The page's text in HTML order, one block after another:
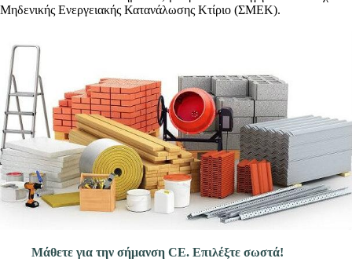
Μηδενικής Ενεργειακής Κατανάλωσης Κτίριο (ΣΜΕΚ).
Μάθετε για την σήμανση CE. Επιλέξτε σωστά!